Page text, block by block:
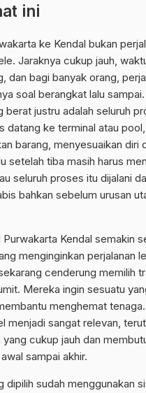
ini
ke Kendal bukan
Jaraknya cukup jauh,
dan bagi banyak orang,
soal berangkat lalu sampai.
berat justru adalah seluruh
datang ke terminal atau
barang, menyesuaikan diri
setelah tiba masih harus
seluruh proses itu dijalani
bahkan sebelum urusan
Purwakarta Kendal semakin
menginginkan perjalanan
cenderung memilih
Mereka ingin sesuatu
menghemat
menjadi sangat relevan,
cukup jauh dan
sampai akhir.
dipilih sudah menggunakan